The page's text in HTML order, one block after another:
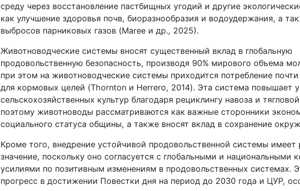
среду через восстановление пастбищных угодий и другие
как улучшение здоровья почв, биоразнообразия и водоудержания, а
выбросов парниковых газов (Maree и др., 2025).
Животноводческие системы вносят существенный вклад в глобальную
продовольственную безопасность, производя 90% мирового объема
при этом на животноводческие системы приходится потребление
для кормовых целей (Thornton и Herrero, 2014). Эта система повышает
сельскохозяйственных культур благодаря рециклингу навоза и
поэтому животноводы рассматриваются как важные сторонники
социального статуса общины, а также вносят вклад в сохранение
Кроме того, внедрение устойчивой продовольственной системы
значение, поскольку оно согласуется с глобальными и национальными
усилиями по позитивным изменениям в продовольственных системах.
прогресс в достижении Повестки дня на период до 2030 года и ЦУР,